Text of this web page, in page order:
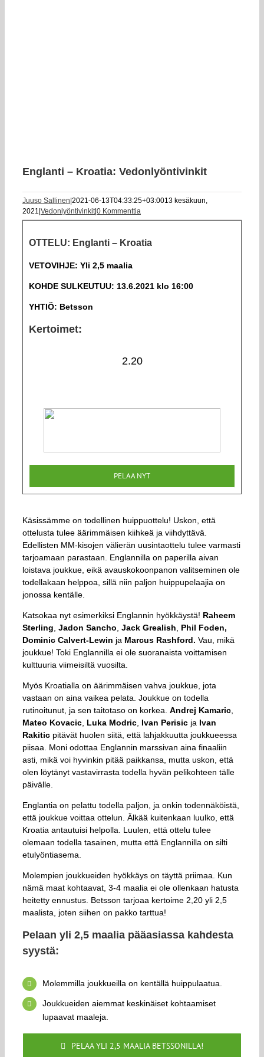
Englanti – Kroatia: Vedonlyöntivinkit
Juuso Sallinen 2021-06-13T04:33:25+03:0013 kesäkuun,
2021 Vedonlyöntivinkit|0 Kommenttia
OTTELU: Englanti – Kroatia
VETOVIHJE: Yli 2,5 maalia
KOHDE SULKEUTUU: 13.6.2021 klo 16:00
YHTIÖ: Betsson
Kertoimet:
2.20
PELAA NYT
Käsissämme on todellinen huippuottelu! Uskon, että
ottelusta tulee äärimmäisen kiihkeä ja viihdyttävä.
Edellisten MM-kisojen välierän uusintaottelu tulee varmasti
tarjoamaan parastaan. Englannilla on paperilla aivan
loistava joukkue, eikä avauskokoonpanon valitseminen ole
todellakaan helppoa, sillä niin paljon huippupelaajia on
jonossa kentälle.
Katsokaa nyt esimerkiksi Englannin hyökkäystä! Raheem
Sterling Jadon Sancho Jack Grealish
Phil Foden,
Dominic Calvert-Lewin ja Marcus Rashford. Vau, mikä
joukkue! Toki Englannilla ei ole suoranaista voittamisen
kulttuuria viimeisiltä vuosilta.
Myös Kroatialla on äärimmäisen vahva joukkue, jota
vastaan on aina vaikea pelata. Joukkue on todella
rutinoitunut, ja sen taitotaso on korkea. Andrej Kamaric,
Mateo Kovacic, Luka Modric, Ivan Perisicja Ivan
Rakiticpitävät huolen siitä, että lahjakkuutta joukkueessa
piisaa. Moni odottaa Englannin marssivan aina finaaliin
asti, mikä voi hyvinkin pitää paikkansa, mutta uskon, että
olen löytänyt vastavirrasta todella hyvän pelikohteen tälle
päivälle.
Englantia on pelattu todella paljon, ja onkin todennäköistä,
että joukkue voittaa ottelun. Älkää kuitenkaan luulko, että
Kroatia antautuisi helpolla. Luulen, että ottelu tulee
olemaan todella tasainen, mutta että Englannilla on silti
etulyöntiasema.
Molempien joukkueiden hyökkäys on täyttä priimaa. Kun
nämä maat kohtaavat, 3-4 maalia ei ole ollenkaan hatusta
heitetty ennustus. Betsson tarjoaa kertoime 2,20 yli 2,5
maalista, joten siihen on pakko tarttua!
Pelaan yli 2,5 maalia pääasiassa kahdesta
syystä:
Molemmilla joukkueilla on kentällä huippulaatua.
Joukkueiden aiemmat keskinäiset kohtaamiset
lupaavat maaleja.
PELAA YLI 2,5 MAALIA BETSSONILLA!